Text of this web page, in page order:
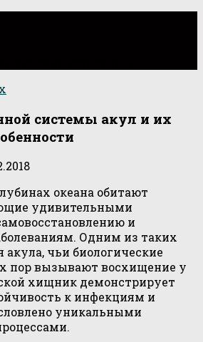
системы акул и их
океана обитают
удивительными
и
Одним из таких
акула, чьи биологические
пор вызывают восхищение у
хищник демонстрирует
к инфекциям и
уникальными